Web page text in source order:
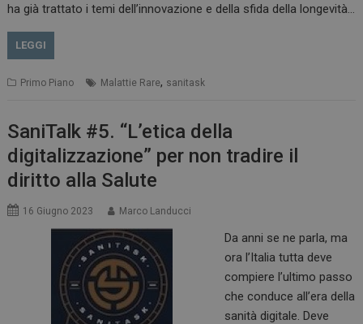
ha già trattato i temi dell’innovazione e della sfida della longevità…
LEGGI
Primo Piano Malattie Rare, sanitask
SaniTalk #5. “L’etica della
digitalizzazione” per non tradire il
diritto alla Salute
16 Giugno 2023 Marco Landucci
Da anni se ne parla, ma
ora l’Italia tutta deve
compiere l’ultimo passo
che conduce all’era della
sanità digitale. Deve